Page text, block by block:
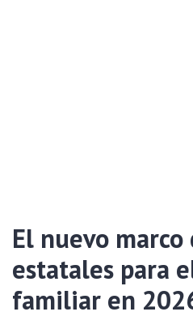
El nuevo marco
estatales para
familiar en